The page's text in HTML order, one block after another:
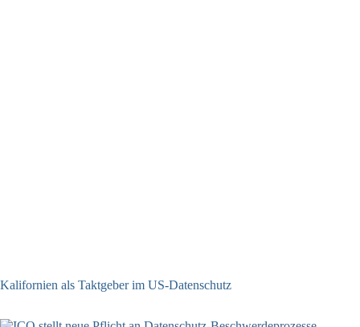
Kalifornien als Taktgeber im US-Datenschutz